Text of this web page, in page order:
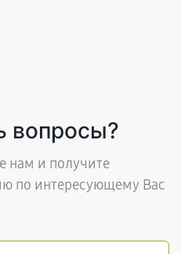
вопросы?
нам и получите
по интересующему Вас